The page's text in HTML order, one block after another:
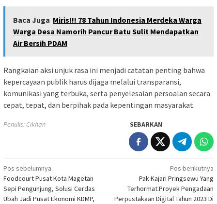
Baca Juga Miris!!! 78 Tahun Indonesia Merdeka Warga
Warga Desa Namorih Pancur Batu Sulit Mendapatkan
Air Bersih PDAM
Rangkaian aksi unjuk rasa ini menjadi catatan penting bahwa
kepercayaan publik harus dijaga melalui transparansi,
komunikasi yang terbuka, serta penyelesaian persoalan secara
cepat, tepat, dan berpihak pada kepentingan masyarakat.
Penulis: Cikhan SEBARKAN
Navigasi
pos
Pos sebelumnya
Foodcourt Pusat Kota Magetan
Sepi Pengunjung, Solusi Cerdas
Ubah Jadi Pusat Ekonomi KDMP,
Pos berikutnya
Pak Kajari Pringsewu Yang
Terhormat.Proyek Pengadaan
Perpustakaan Digital Tahun 2023 Di